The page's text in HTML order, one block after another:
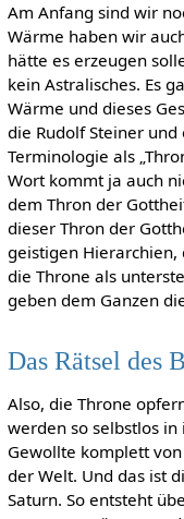
Am Anfang sind wir
Wärme haben wir
hätte es erzeugen
kein Astralisches. Es
Wärme und dieses
die Rudolf Steiner
Terminologie als
Wort kommt ja auch
dem Thron der
dieser Thron der
geistigen Hierarchien,
die Throne als
geben dem Ganzen
Das Rätsel des
Also, die Throne
werden so selbstlos
Gewollte komplett
der Welt. Und das ist
Saturn. So entsteht